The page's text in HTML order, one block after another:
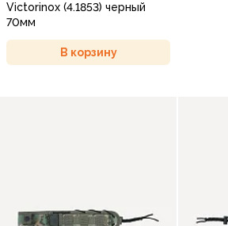
Victorinox (4.1853) черный
70мм
В корзину